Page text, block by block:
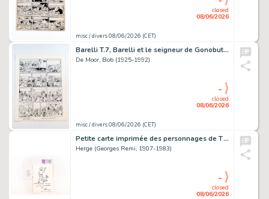
misc / divers 08/06/2026 (CET)
closed
08/06/2026
Barelli T.7, Barelli et le seigneur de Gonobutz, planche 8.
De Moor, Bob (1925-1992)
misc / divers 08/06/2026 (CET)
closed
08/06/2026
-
Petite carte imprimée des personnages de Tintin et Milou comportant…
Herge (Georges Remi, 1907-1983)
closed
08/06/2026
-